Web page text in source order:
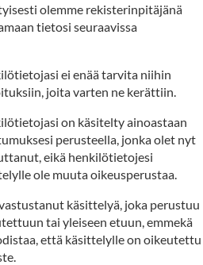
olemme rekisterinpitäjänä
tietosi seuraavissa
ei enää tarvita niihin
joita varten ne kerättiin.
on käsitelty ainoastaan
perusteella, jonka olet nyt
eikä henkilötietojesi
ole muuta oikeusperustaa.
käsittelyä, joka perustuu
tai yleiseen etuun, emmekä
että käsittelylle on oikeutettu